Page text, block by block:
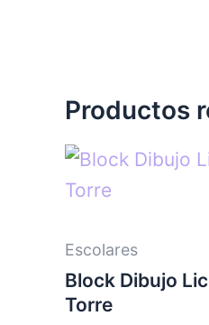
Productos
Escolares
Block Dibujo
Torre